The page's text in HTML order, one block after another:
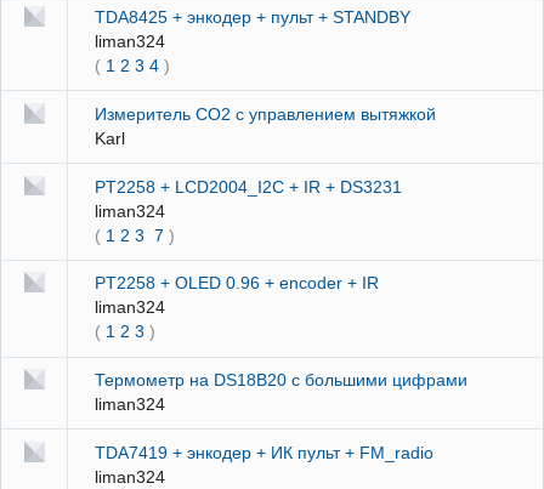
TDA8425 + энкодер + пульт + STANDBY
liman324
( 1 2 3 4)
Измеритель СО2 с управлением вытяжкой
Karl
PT2258 + LCD2004_I2C + IR + DS3231
liman324
( 1 2 3 7 )
PT2258 + OLED 0.96 + encoder + IR
liman324
( 1 2 3 )
Термометр на DS18B20 с большими цифрами
liman324
TDA7419 + энкодер + ИК пульт + FM_radio
liman324